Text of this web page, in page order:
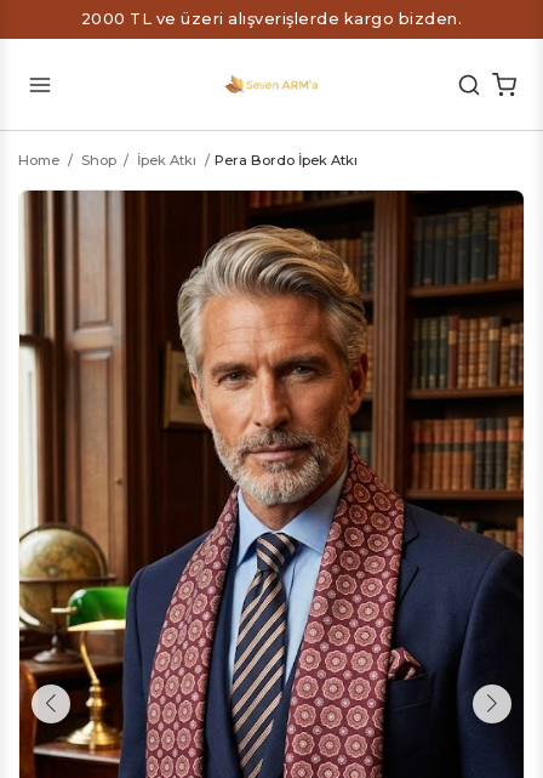
2000 TL ve üzeri alışverişlerde kargo bizden.
Home / Shop / İpek Atkı / Pera Bordo İpek Atkı